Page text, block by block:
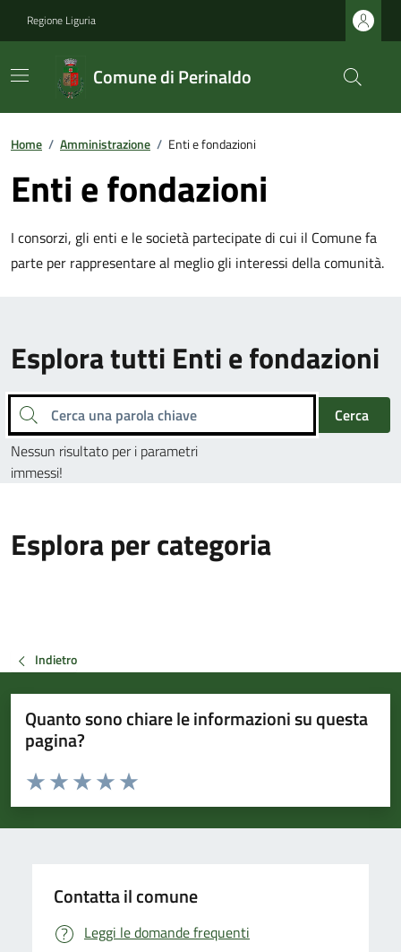
Regione Liguria
Comune di Perinaldo
Home / Amministrazione / Enti e fondazioni
Enti e fondazioni
I consorzi, gli enti e le società partecipate di cui il Comune fa
parte per rappresentare al meglio gli interessi della comunità.
Esplora tutti Enti e fondazioni
Cerca una parola chiave
Cerca
Nessun risultato per i parametri
immessi!
Esplora per categoria
Indietro
Quanto sono chiare le informazioni su questa
pagina?
Valuta da 1 a 5 stelle la pagina
Valuta 5 stelle su 5
Valuta 4 stelle su 5
Valuta 3 stelle su 5
Valuta 2 stelle su 5
Valuta 1 stelle su 5
Contatta il comune
Leggi le domande frequenti